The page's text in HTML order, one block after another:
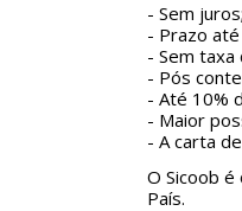
- Sem juros;
- Prazo
- Sem taxa
- Pós
- Até 10%
- Maior
- A carta
O Sicoob
País.